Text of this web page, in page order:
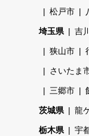
松戸市
埼玉県 吉
狭山市
さいたま
三郷市
茨城県 龍
栃木県 宇